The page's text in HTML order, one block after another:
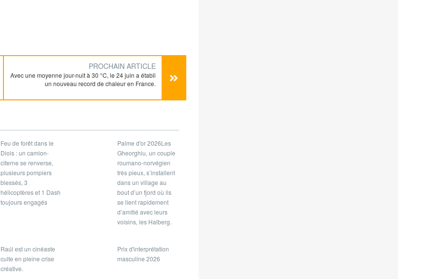
PROCHAIN ARTICLE
Avec une moyenne jour-nuit à 30 °C, le 24 juin a établi
un nouveau record de chaleur en France.
Feu de forêt dans le
Diois : un camion-
citerne se renverse,
plusieurs pompiers
blessés, 3
hélicoptères et 1 Dash
toujours engagés
Palme d'or 2026Les
Gheorghiu, un couple
roumano-norvégien
très pieux, s’installent
dans un village au
bout d’un fjord où ils
se lient rapidement
d’amitié avec leurs
voisins, les Halberg.
Raúl est un cinéaste
culte en pleine crise
créative.
Prix d'interprétation
masculine 2026